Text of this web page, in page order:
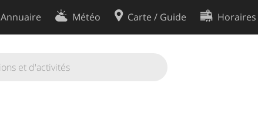
Annuaire Météo Carte / Guide Horaires
Conditions d’utilisation